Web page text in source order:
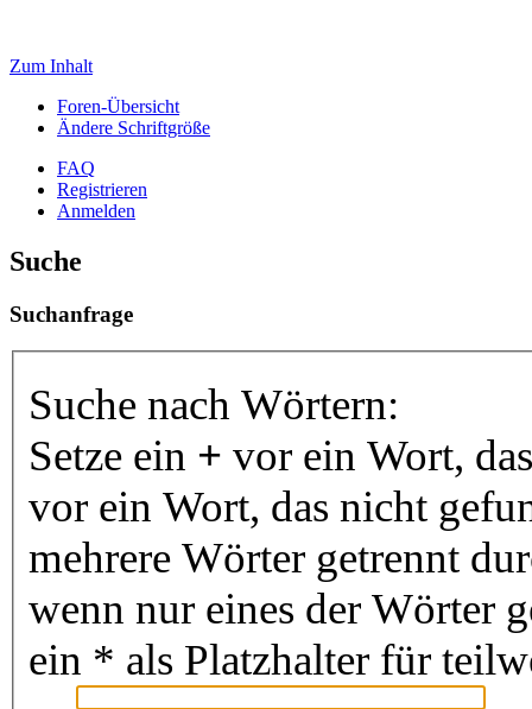
Zum Inhalt
Foren-Übersicht
Ändere Schriftgröße
FAQ
Registrieren
Anmelden
Suche
Suchanfrage
Suche nach Wörtern:
Setze ein + vor ein Wort,
vor ein Wort, das nicht
mehrere Wörter getrennt
wenn nur eines der Wörter
ein * als Platzhalter für